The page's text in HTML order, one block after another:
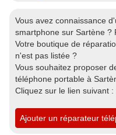
Vous avez connaissance
smartphone sur Sartène ?
Votre boutique de
n'est pas listée ?
Vous souhaitez proposer
téléphone portable à
Cliquez sur le lien suivant :
Ajouter un réparateur